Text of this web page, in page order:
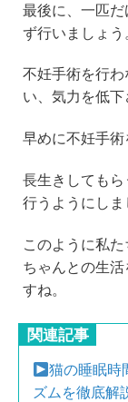
最後に、一匹
ず行いましょう
不妊手術を行
い、気力を低下
早めに不妊手術
長生きしても
行うようにしま
このように私
ちゃんとの生
すね。
関連記事
猫の睡眠時
ズムを徹底解